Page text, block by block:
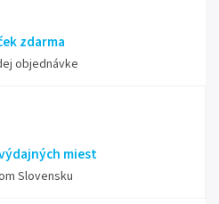
zdarma
objednávke
miest
Slovensku